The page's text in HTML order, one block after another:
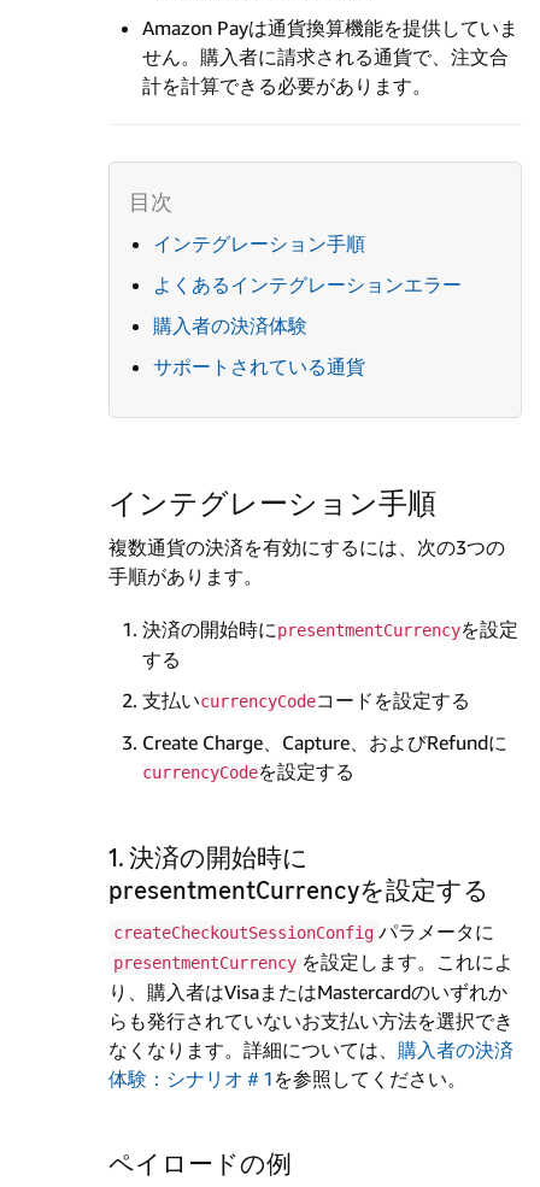
Amazon Payは通貨換算機能を提供していま
せん。購入者に請求される通貨で、注文合
計を計算できる必要があります。
インテグレーション手順
よくあるインテグレーションエラー
購入者の決済体験
サポートされている通貨
インテグレーション手順
複数通貨の決済を有効にするには、次の3つの
手順があります。
決済の開始時にpresentmentCurrencyを設定
する
支払いcurrencyCodeコードを設定する
Create Charge、Capture、およびRefundに
currencyCodeを設定する
1. 決済の開始時に
presentmentCurrencyを設定する
createCheckoutSessionConfig パラメータに
presentmentCurrency を設定します。これによ
り、購入者はVisaまたはMastercardのいずれか
らも発行されていないお支払い方法を選択でき
なくなります。詳細については、 購入者の決済
体験：シナリオ＃1 を参照してください。
ペイロードの例